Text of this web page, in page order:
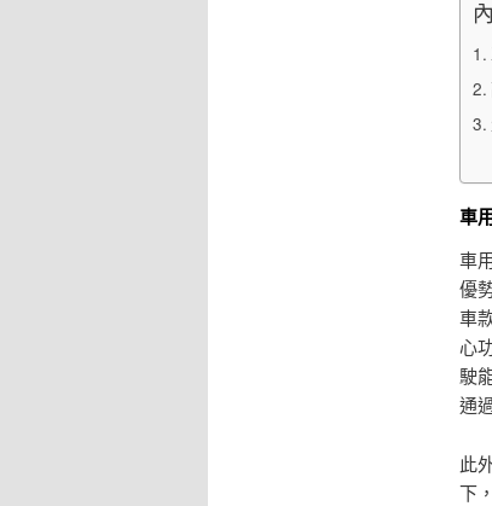
車
車
優
車
心
駛
通
此
下